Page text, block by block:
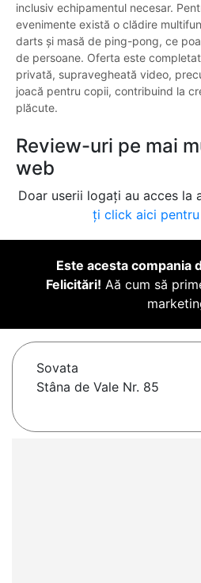
inclusiv echipamentul necesar.
evenimente există o clădire
darts și masă de ping-pong, ce
de persoane. Oferta este
privată, supravegheată video,
joacă pentru copii, contribuind la
plăcute.
Review-uri pe mai
web
Doar userii logați au acces la
ți click aici
Este acesta compania
Felicitări! Aă cum să
Sovata
Stâna de Vale Nr. 85